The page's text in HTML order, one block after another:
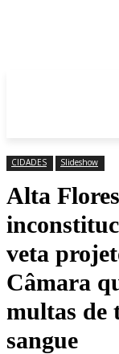
CIDADES Slideshow
Alta
veta
Câmara
multas de
sangue